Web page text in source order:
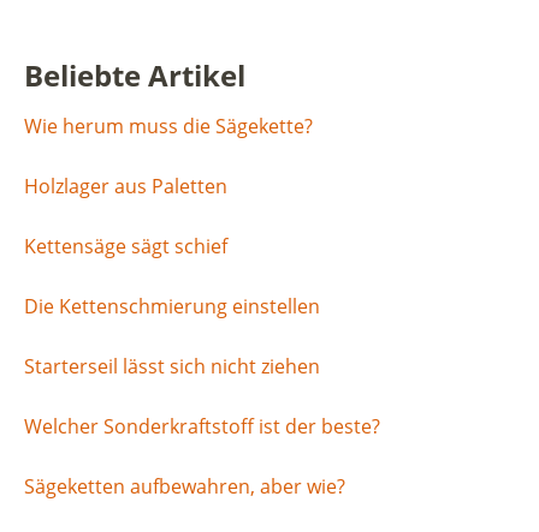
Beliebte Artikel
Wie herum muss die Sägekette?
Holzlager aus Paletten
Kettensäge sägt schief
Die Kettenschmierung einstellen
Starterseil lässt sich nicht ziehen
Welcher Sonderkraftstoff ist der beste?
Sägeketten aufbewahren, aber wie?